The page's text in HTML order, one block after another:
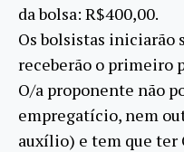
da bolsa: R$400,00.
Os bolsistas iniciarão
receberão o primeiro
O/a proponente não
empregatício, nem
auxílio) e tem que ter